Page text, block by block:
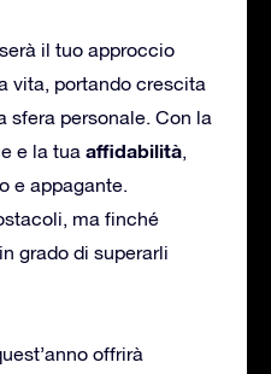
il tuo approccio
vita, portando crescita
sfera personale. Con la
e la tua affidabilità,
e appagante.
ma finché
grado di superarli
offrirà